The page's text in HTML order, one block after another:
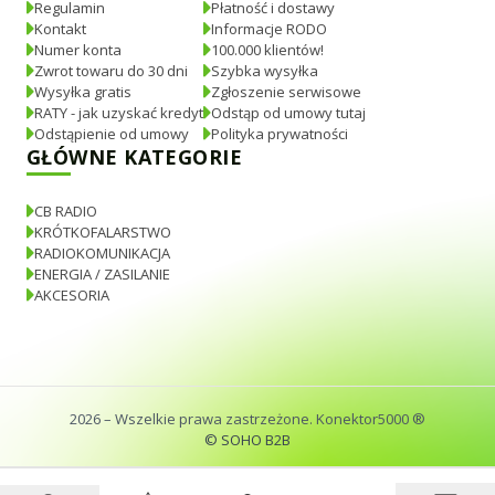
Regulamin
Kontakt
Numer konta
Zwrot towaru do 30 dni
Wysyłka gratis
RATY - jak uzyskać kredyt
Odstąpienie od umowy
Płatność i dostawy
Informacje RODO
100.000 klientów!
Szybka wysyłka
Zgłoszenie serwisowe
Odstąp od umowy tutaj
Polityka prywatności
GŁÓWNE KATEGORIE
CB RADIO
KRÓTKOFALARSTWO
RADIOKOMUNIKACJA
ENERGIA / ZASILANIE
AKCESORIA
2026– Wszelkie prawa zastrzeżone. Konektor5000 ®
© SOHO B2B